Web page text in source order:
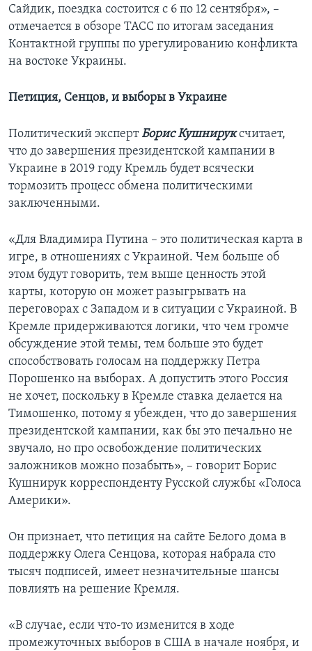
Сайдик, поездка состоится с 6 по 12 сентября», –
отмечается в обзоре ТАСС по итогам заседания
Контактной группы по урегулированию конфликта
на востоке Украины.
Петиция, Сенцов, и выборы в Украине
Политический экспертБорис Кушнируксчитает,
что до завершения президентской кампании в
Украине в 2019 году Кремль будет всячески
тормозить процесс обмена политическими
заключенными.
«Для Владимира Путина – это политическая карта в
игре, в отношениях с Украиной. Чем больше об
этом будут говорить, тем выше ценность этой
карты, которую он может разыгрывать на
переговорах с Западом и в ситуации с Украиной. В
Кремле придерживаются логики, что чем громче
обсуждение этой темы, тем больше это будет
способствовать голосам на поддержку Петра
Порошенко на выборах. А допустить этого Россия
не хочет, поскольку в Кремле ставка делается на
Тимошенко, потому я убежден, что до завершения
президентской кампании, как бы это печально не
звучало, но про освобождение политических
заложников можно позабыть», – говорит Борис
Кушнирук корреспонденту Русской службы «Голоса
Америки».
Он признает, что петиция на сайте Белого дома в
поддержку Олега Сенцова, которая набрала сто
тысяч подписей, имеет незначительные шансы
повлиять на решение Кремля.
«В случае, если что-то изменится в ходе
промежуточных выборов в США в начале ноября, и